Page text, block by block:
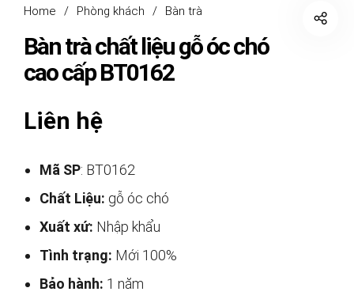
Home / Phòng khách / Bàn trà
Bàn trà chất liệu gỗ óc chó
cao cấp BT0162
Liên hệ
Mã SP: BT0162
Chất Liệu: gỗ óc chó
Xuất xứ: Nhập khẩu
Tình trạng: Mới 100%
Bảo hành: 1 năm